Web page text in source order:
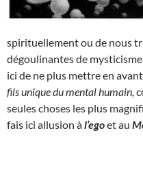
spirituellement ou de nous
dégoulinantes de
ici de ne plus mettre en avant
fils unique du mental humain,
seules choses les plus
fais ici allusion àl’egoet au